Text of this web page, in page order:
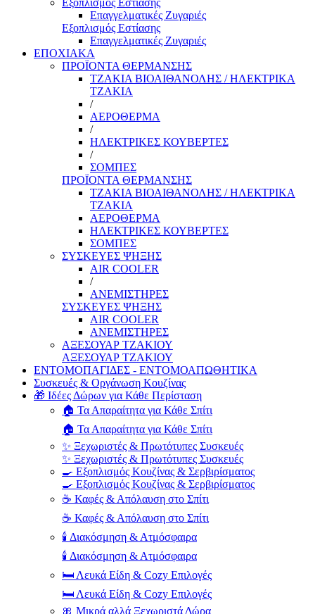
Εξοπλισμός Εστίασης
Επαγγελματικές Ζυγαριές
Εξοπλισμός Εστίασης
Επαγγελματικές Ζυγαριές
ΕΠΟΧΙΑΚΑ
ΠΡΟΪΟΝΤΑ ΘΕΡΜΑΝΣΗΣ
ΤΖΑΚΙΑ ΒΙΟΑΙΘΑΝΟΛΗΣ / ΗΛΕΚΤΡΙΚΑ
ΤΖΑΚΙΑ
/
ΑΕΡΟΘΕΡΜΑ
/
ΗΛΕΚΤΡΙΚΕΣ ΚΟΥΒΕΡΤΕΣ
/
ΣΟΜΠΕΣ
ΠΡΟΪΟΝΤΑ ΘΕΡΜΑΝΣΗΣ
ΤΖΑΚΙΑ ΒΙΟΑΙΘΑΝΟΛΗΣ / ΗΛΕΚΤΡΙΚΑ
ΤΖΑΚΙΑ
ΑΕΡΟΘΕΡΜΑ
ΗΛΕΚΤΡΙΚΕΣ ΚΟΥΒΕΡΤΕΣ
ΣΟΜΠΕΣ
ΣΥΣΚΕΥΕΣ ΨΗΞΗΣ
AIR COOLER
/
ΑΝΕΜΙΣΤΗΡΕΣ
ΣΥΣΚΕΥΕΣ ΨΗΞΗΣ
AIR COOLER
ΑΝΕΜΙΣΤΗΡΕΣ
ΑΞΕΣΟΥΑΡ ΤΖΑΚΙΟΥ
ΑΞΕΣΟΥΑΡ ΤΖΑΚΙΟΥ
ΕΝΤΟΜΟΠΑΓΙΔΕΣ - ΕΝΤΟΜΟΑΠΩΘΗΤΙΚΑ
Συσκευές & Οργάνωση Κουζίνας
🎁 Ιδέες Δώρων για Κάθε Περίσταση
🏠 Τα Απαραίτητα για Κάθε Σπίτι
🏠 Τα Απαραίτητα για Κάθε Σπίτι
✨ Ξεχωριστές & Πρωτότυπες Συσκευές
✨ Ξεχωριστές & Πρωτότυπες Συσκευές
🍳 Εξοπλισμός Κουζίνας & Σερβιρίσματος
🍳 Εξοπλισμός Κουζίνας & Σερβιρίσματος
☕ Καφές & Απόλαυση στο Σπίτι
☕ Καφές & Απόλαυση στο Σπίτι
🕯️ Διακόσμηση & Ατμόσφαιρα
🕯️ Διακόσμηση & Ατμόσφαιρα
🛏️ Λευκά Είδη & Cozy Επιλογές
🛏️ Λευκά Είδη & Cozy Επιλογές
🎀 Μικρά αλλά Ξεχωριστά Δώρα